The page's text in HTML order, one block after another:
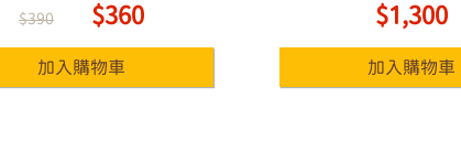
$390 $360 $1,300